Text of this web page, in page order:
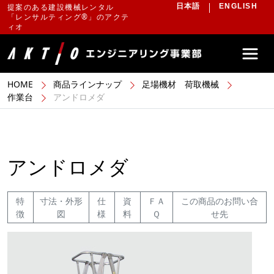
提案のある建設機械レンタル
「レンサルティング®」のアクテ
ィオ
日本語 ENGLISH
HOME 商品ラインナップ
足場機材 荷取機械
作業台
アンドロメダ
アンドロメダ
特
徴
寸法・外形
図
仕
様
資
料
ＦＡ
Ｑ
この商品のお問い合
せ先